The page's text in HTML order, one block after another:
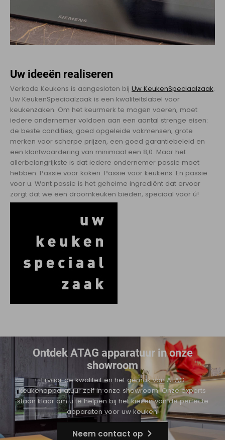
Uw ideeën realiseren
Verkade Keukens is aangesloten bij Uw KeukenSpeciaalzaak.
Uw KeukenSpeciaalzaak is een kwaliteitslabel voor
keukenzaken. Om het keurmerk te mogen voeren, moet
iedere ondernemer voldoen aan een aantal strenge eisen:
de beste condities, goed opgeleide vakmensen, grote
merken voor scherpe prijzen, een goed garantiebeleid en
een klantwaardering van minimaal een 8,0. Maar het
allerbelangrijkste is dat iedere ondernemer passie moet
hebben. Passie voor koken. Passie voor keukens. En passie
voor u. Want passie is het geheime ingrediënt dat ervoor
zorgt dat we een droomkeuken bieden, speciaal voor ú!
Ontdek ATAG apparatuur in onze
showroom
Ervaar de kwaliteit en het gemak van ATAG
keukenapparatuur zelf in onze showroom. Onze experts
staan klaar om u te helpen bij het kiezen van de perfecte
apparaten voor uw keuken.
Neem contact op